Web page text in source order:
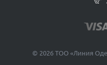
© 2026 ТОО «Линия